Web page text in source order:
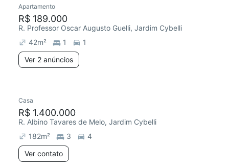
Apartamento
R$ 189.000
R. Professor Oscar Augusto Guelli, Jardim Cybelli
42m² 1
1
Ver 2 anúncios
Casa
R$ 1.400.000
R. Albino Tavares de Melo, Jardim Cybelli
182m² 3
4
Ver contato